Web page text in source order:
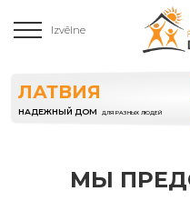
Izvēlne
ЛАТВИЯ
НАДЕЖНЫЙ ДОМ ДЛЯ РАЗНЫХ ЛЮДЕЙ
МЫ